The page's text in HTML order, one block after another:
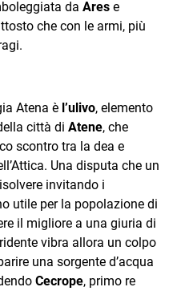
da Ares e
che con le armi, più
Atena è l’ulivo, elemento
città di Atene, che
scontro tra la dea e
Una disputa che un
invitando i
utile per la popolazione di
il migliore a una giuria di
vibra allora un colpo
una sorgente d’acqua
Cecrope, primo re